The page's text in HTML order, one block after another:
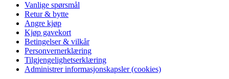
Vanlige spørsmål
Retur & bytte
Angre kjøp
Kjøp gavekort
Betingelser & vilkår
Personvernerklæring
Tilgjengelighetserklæring
Administrer informasjonskapsler (cookies)